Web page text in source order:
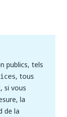
publics, tels
, tous
si vous
la
de la